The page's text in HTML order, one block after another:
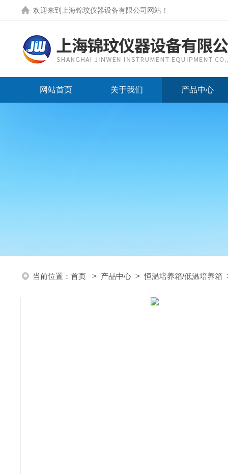
欢迎来到 上海锦玟仪器设备有限公司网站 ！
网站首页 关于我们 产品中心
当前位置： 首页 > 产品中心 >恒温培养箱/低温培养箱